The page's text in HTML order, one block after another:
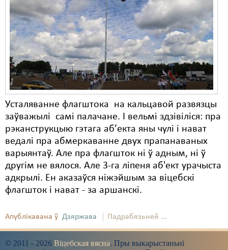
Усталяванне флагштока на кальцавой развязцы
заўважылі самі палачане. І вельмі здзівіліся: пра
рэканструкцыю гэтага аб’екта яны чулі і нават
ведалі пра абмеркаванне двух прапанаваных
варыянтаў. Але пра флагшток ні ў адным, ні ў
другім не вялося. Але 3-га ліпеня аб'ект урачыста
адкрылі. Ен аказаўся ніжэйшым за віцебскі
флагшток і нават - за аршанскі.
Апублікавана ў Дзяржава Падрабязьней ...
© 2011 - 2026 Віцебская вясна. Пры выкарыстаньні
Затрыманьні
Карная псыхіятрыя
КПЧ ААН
Культурныя правы
ЛПП
Мігранты
Палітвязьні
Праваабаронцы
Правы дзіцяці
Рознае